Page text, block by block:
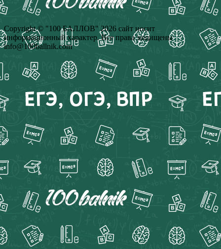
Copyright © "100 БАЛЛОВ" 2026 сайт носит
информационный характер. Все права защищены
info@100ballnik.com